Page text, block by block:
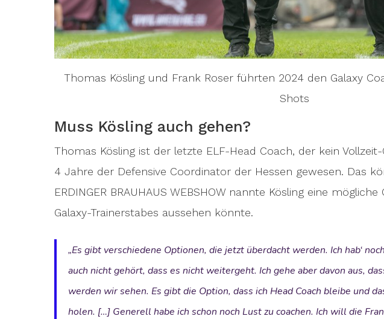
Thomas Kösling und Frank Roser führten 2024 den Galaxy
Shots
Muss Kösling auch gehen?
Thomas Kösling ist der letzte ELF-Head Coach, der kein
4 Jahre der Defensive Coordinator der Hessen gewesen. Das
ERDINGER BRAUHAUS WEBSHOW nannte Kösling eine
Galaxy-Trainerstabes aussehen könnte.
„Es gibt verschiedene Optionen, die jetzt überdacht werden. Ich hab‘
auch nicht gehört, dass es nicht weitergeht. Ich gehe aber davon aus,
werden wir sehen. Es gibt die Option, dass ich Head Coach bleibe und
holen. […] Generell habe ich schon noch Lust zu coachen. Ich will die